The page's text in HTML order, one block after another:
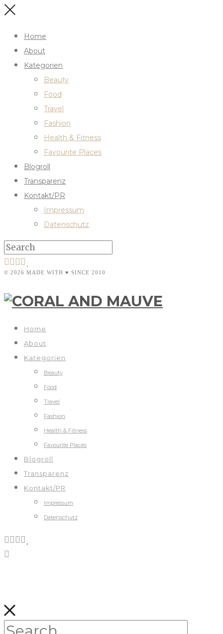
Home
About
Kategorien
Beauty
Food
Travel
Fashion
Health & Fitness
Favourite Places
Blogroll
Transparenz
Kontakt/PR
Impressum
Datenschutz
© 2026 MADE WITH ♥ SINCE 2010
Home
About
Kategorien
Beauty
Food
Travel
Fashion
Health & Fitness
Favourite Places
Blogroll
Transparenz
Kontakt/PR
Impressum
Datenschutz